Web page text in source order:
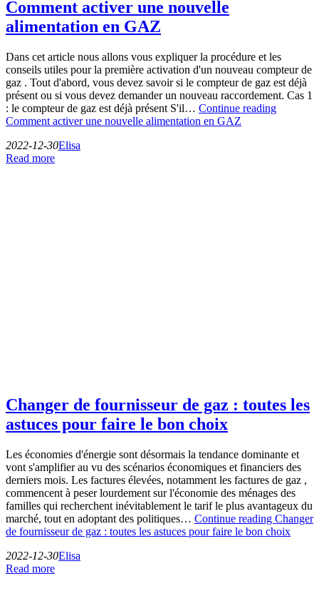
Comment activer une nouvelle
alimentation en GAZ
Dans cet article nous allons vous expliquer la procédure et les
conseils utiles pour la première activation d'un nouveau compteur de
gaz . Tout d'abord, vous devez savoir si le compteur de gaz est déjà
présent ou si vous devez demander un nouveau raccordement. Cas 1
: le compteur de gaz est déjà présent S'il… Continue reading
Comment activer une nouvelle alimentation en GAZ
2022-12-30Elisa
Read more
Changer de fournisseur de gaz : toutes les
astuces pour faire le bon choix
Les économies d'énergie sont désormais la tendance dominante et
vont s'amplifier au vu des scénarios économiques et financiers des
derniers mois. Les factures élevées, notamment les factures de gaz ,
commencent à peser lourdement sur l'économie des ménages des
familles qui recherchent inévitablement le tarif le plus avantageux du
marché, tout en adoptant des politiques… Continue reading Changer
de fournisseur de gaz : toutes les astuces pour faire le bon choix
2022-12-30Elisa
Read more